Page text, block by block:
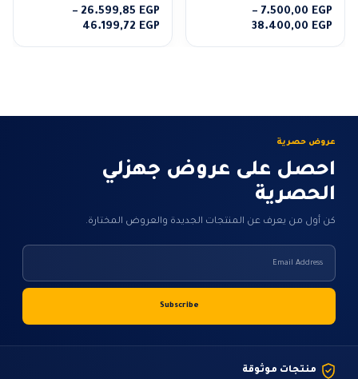
5.00 من 5
7.500,00 EGP
–
38.400,00 EGP
نطاق
4.14 من 5
26.599,85 EGP
–
46.199,72 EGP
عروض حصرية
احصل على عروض جهزلي
الحصرية
كن أول من يعرف عن المنتجات الجديدة والعروض المختارة.
منتجات موثوقة